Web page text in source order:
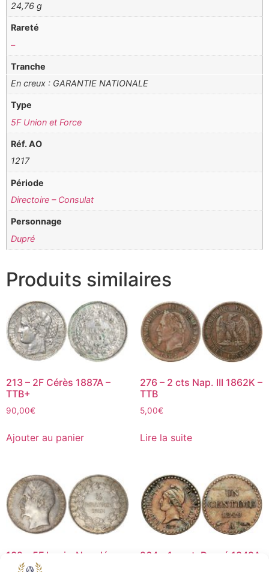
24,76 g
Rareté
–
Tranche
En creux : GARANTIE NATIONALE
Type
5F Union et Force
Réf. AO
1217
Période
Directoire – Consulat
Personnage
Dupré
Produits similaires
213 – 2F Cérès 1887A –
TTB+
90,00€
Ajouter au panier
276 – 2 cts Nap. III 1862K –
TTB
5,00€
Lire la suite
132 – 5F Louis-Napoléon
1852A T2 – TTB+
264 – 1 cent. Dupré 1849A